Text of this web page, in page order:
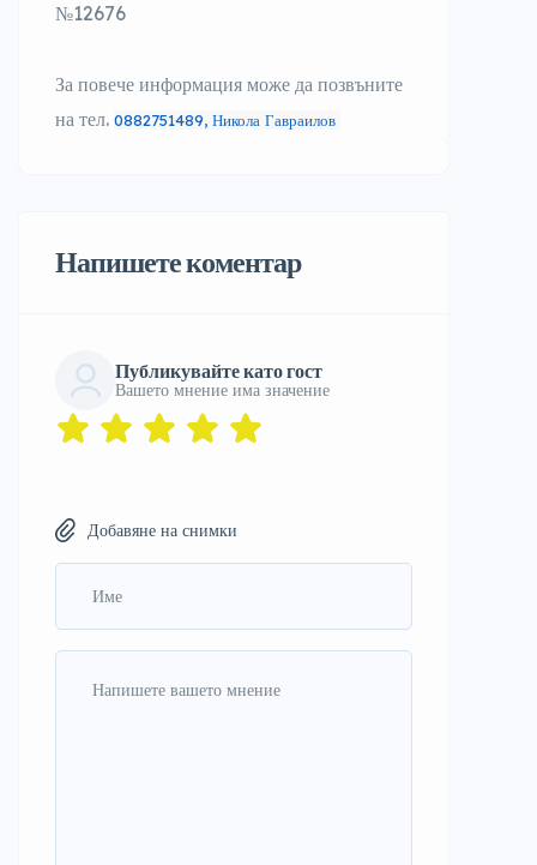
№12676
За повече информация може да позвъните
на тел. 0882751489, Никола Гавраилов
Напишете коментар
Публикувайте като гост
Вашето мнение има значение
Добавяне на снимки